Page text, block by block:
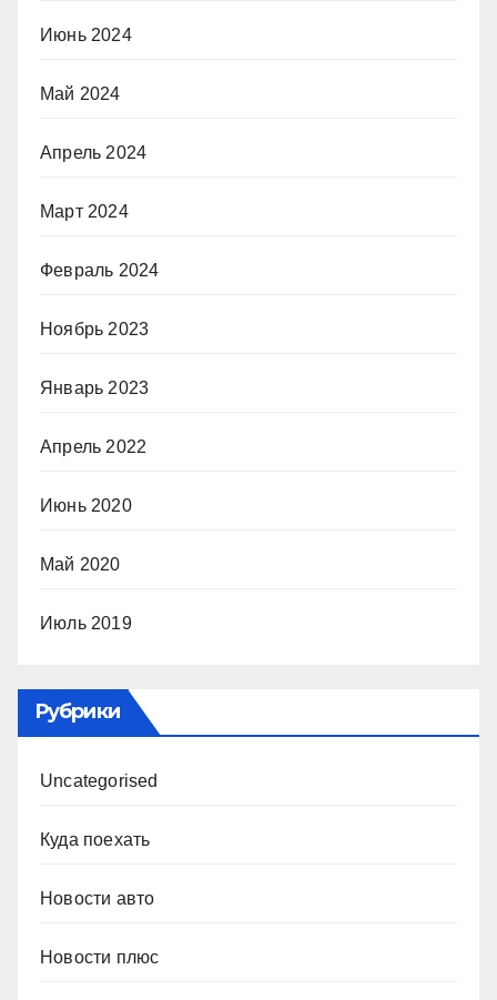
Июнь 2024
Май 2024
Апрель 2024
Март 2024
Февраль 2024
Ноябрь 2023
Январь 2023
Апрель 2022
Июнь 2020
Май 2020
Июль 2019
Рубрики
Uncategorised
Куда поехать
Новости авто
Новости плюс